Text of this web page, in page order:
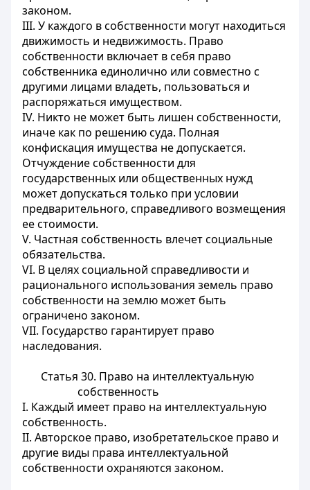
законом.
III. У каждого в собственности могут находиться
движимость и недвижимость. Право
собственности включает в себя право
собственника единолично или совместно с
другими лицами владеть, пользоваться и
распоряжаться имуществом.
IV. Никто не может быть лишен собственности,
иначе как по решению суда. Полная
конфискация имущества не допускается.
Отчуждение собственности для
государственных или общественных нужд
может допускаться только при условии
предварительного, справедливого возмещения
ее стоимости.
V. Частная собственность влечет социальные
обязательства.
VI. В целях социальной справедливости и
рационального использования земель право
собственности на землю может быть
ограничено законом.
VII. Государство гарантирует право
наследования.
Статья 30. Право на интеллектуальную
собственность
I. Каждый имеет право на интеллектуальную
собственность.
II. Авторское право, изобретательское право и
другие виды права интеллектуальной
собственности охраняются законом.